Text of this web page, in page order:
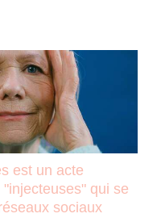
est un acte
qui se
sociaux